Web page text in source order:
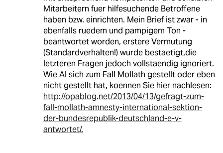
Mitarbeitern fuer hilfesuchende Betroffene
haben bzw. einrichten. Mein Brief ist zwar - in
ebenfalls ruedem und pampigem Ton -
beantwortet worden, erstere Vermutung
(Standardverhalten!) wurde bestaetigt,die
letzteren Fragen jedoch vollstaendig ignoriert.
Wie AI sich zum Fall Mollath gestellt oder eben
nicht gestellt hat, koennen Sie hier nachlesen:
http://opablog.net/2013/04/13/gefragt-zum-
fall-mollath-amnesty-international-sektion-
der-bundesrepublik-deutschland-e-v-
antwortet/.